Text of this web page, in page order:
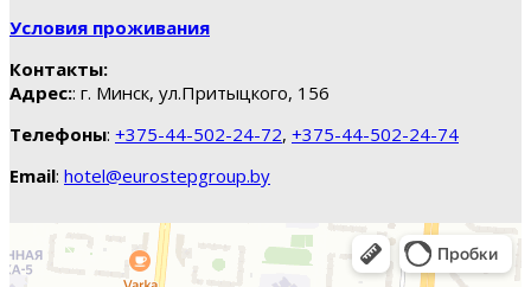
Условия проживания
Контакты:
Адрес:: г. Минск, ул.Притыцкого, 156
Телефоны: +375-44-502-24-72, +375-44-502-24-74
Email: hotel@eurostepgroup.by